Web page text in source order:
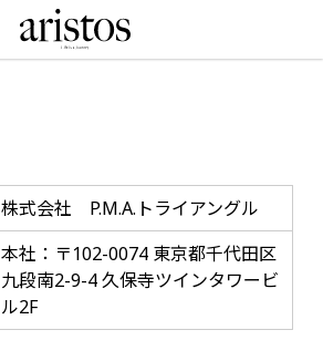
株式会社 P.M.A.トライアングル
本社：〒102-0074 東京都千代田区
九段南2-9-4 久保寺ツインタワービ
ル2F